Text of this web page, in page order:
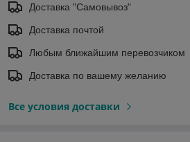
Доставка "Самовывоз"
Доставка почтой
Любым ближайшим перевозчиком
Доставка по вашему желанию
Все условия доставки